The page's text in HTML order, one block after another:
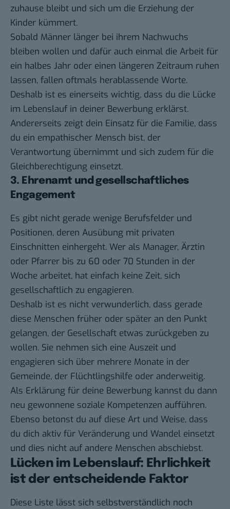
zuhause bleibt und sich um die Erziehung der
Kinder kümmert.
Sobald Männer länger bei ihrem Nachwuchs
bleiben wollen und dafür auch einmal die Arbeit für
ein halbes Jahr oder einen längeren Zeitraum ruhen
lassen, fallen oftmals herablassende Worte.
Deshalb ist es einerseits wichtig, dass du die Lücke
im Lebenslauf in deiner Bewerbung erklärst.
Andererseits zeigt dein Einsatz für die Familie, dass
du ein empathischer Mensch bist, der
Verantwortung übernimmt und sich zudem für die
Gleichberechtigung einsetzt.
3. Ehrenamt und gesellschaftliches
Engagement
Es gibt nicht gerade wenige Berufsfelder und
Positionen, deren Ausübung mit privaten
Einschnitten einhergeht. Wer als Manager, Ärztin
oder Pfarrer bis zu 60 oder 70 Stunden in der
Woche arbeitet, hat einfach keine Zeit, sich
gesellschaftlich zu engagieren.
Deshalb ist es nicht verwunderlich, dass gerade
diese Menschen früher oder später an den Punkt
gelangen, der Gesellschaft etwas zurückgeben zu
wollen. Sie nehmen sich eine Auszeit und
engagieren sich über mehrere Monate in der
Gemeinde, der Flüchtlingshilfe oder anderweitig.
Als Erklärung für deine Bewerbung kannst du dann
neu gewonnene soziale Kompetenzen aufführen.
Ebenso betonst du auf diese Art und Weise, dass
du dich aktiv für Veränderung und Wandel einsetzt
und dies nicht auf andere Menschen abschiebst.
Lücken im Lebenslauf: Ehrlichkeit
ist der entscheidende Faktor
Diese Liste lässt sich selbstverständlich noch